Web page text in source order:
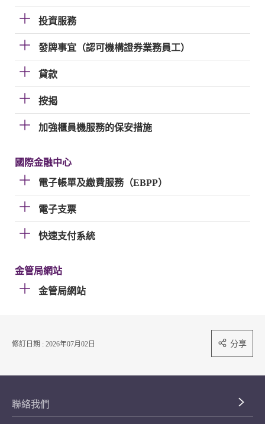
投資服務
發牌事宜（認可機構證券業務員工）
貸款
按揭
加強櫃員機服務的保安措施
國際金融中心
電子帳單及繳費服務（EBPP）
電子支票
快速支付系統
金管局網站
金管局網站
修訂日期 : 2026年07月02日 分享
聯絡我們